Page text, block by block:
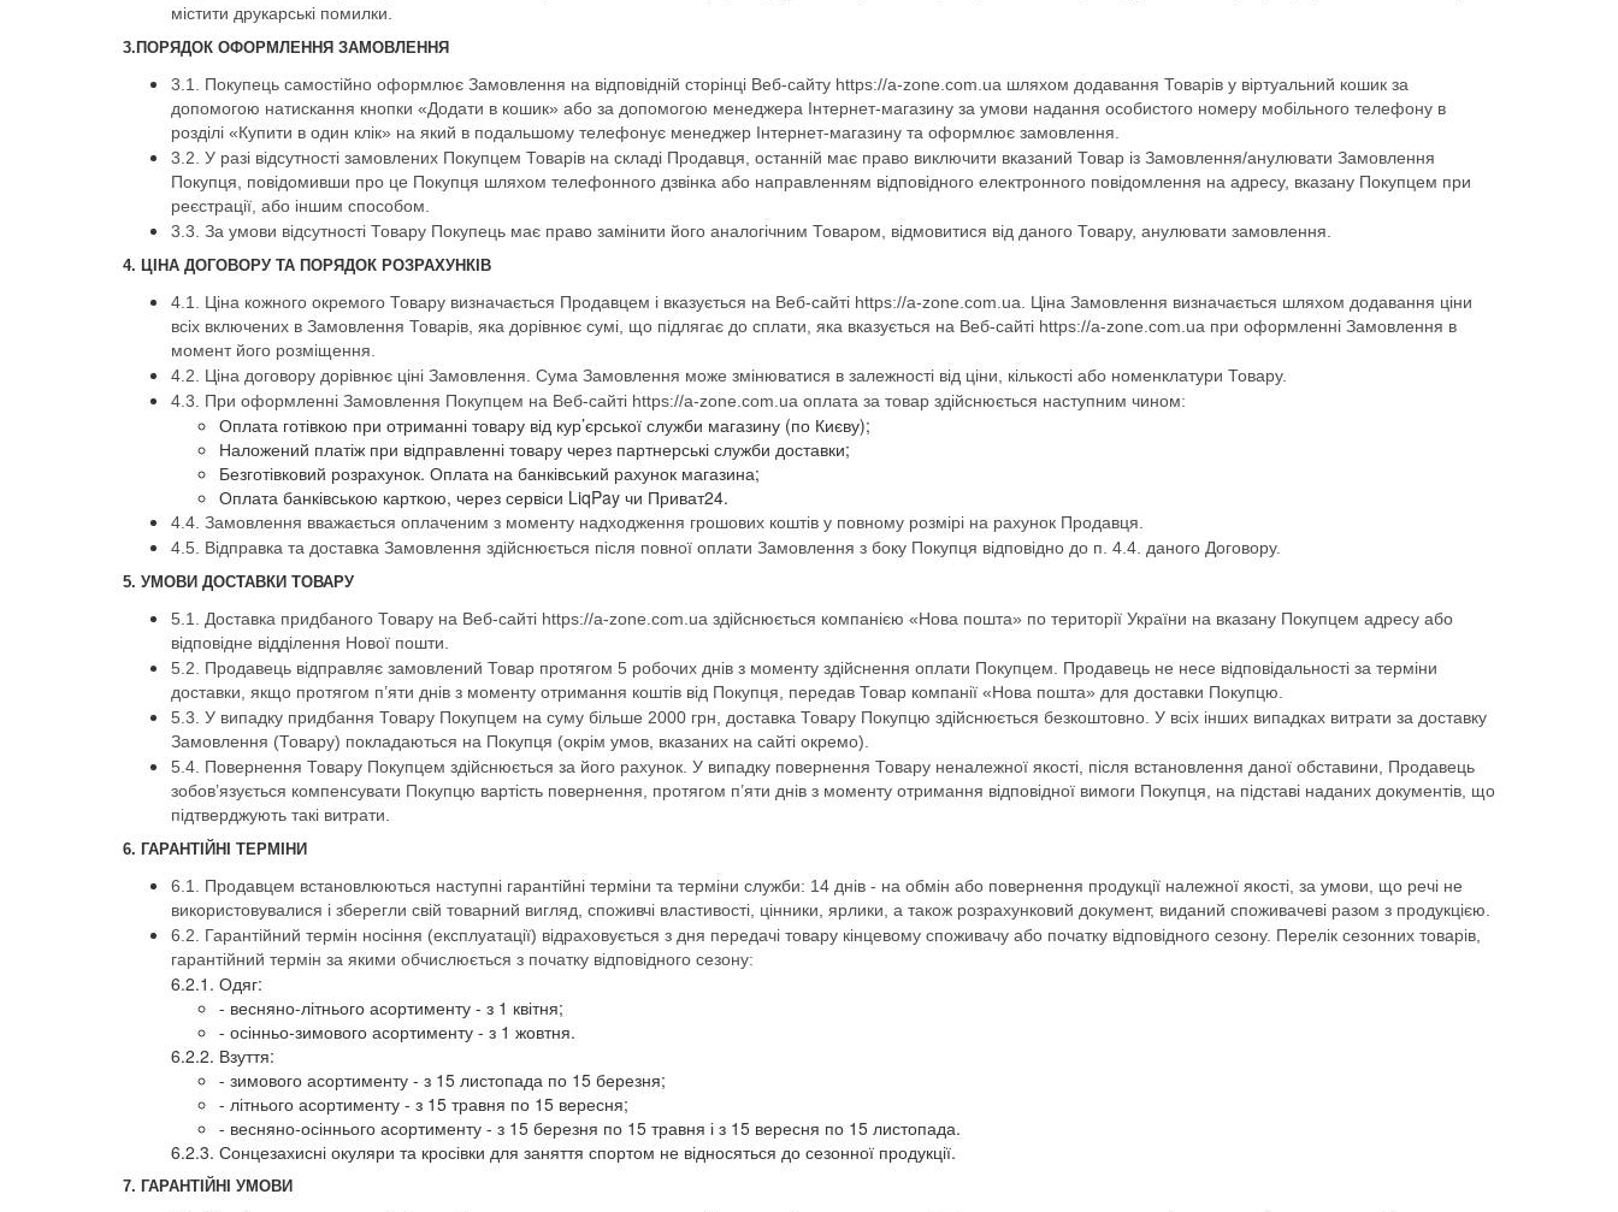
містити друкарські помилки.
3.ПОРЯДОК ОФОРМЛЕННЯ ЗАМОВЛЕННЯ
3.1. Покупець самостійно оформлює Замовлення на відповідній сторінці Веб-сайту https://a-zone.com.ua шляхом додавання Товарів у віртуальний кошик за
допомогою натискання кнопки «Додати в кошик» або за допомогою менеджера Інтернет-магазину за умови надання особистого номеру мобільного телефону в
розділі «Купити в один клік» на який в подальшому телефонує менеджер Інтернет-магазину та оформлює замовлення.
3.2. У разі відсутності замовлених Покупцем Товарів на складі Продавця, останній має право виключити вказаний Товар із Замовлення/анулювати Замовлення
Покупця, повідомивши про це Покупця шляхом телефонного дзвінка або направленням відповідного електронного повідомлення на адресу, вказану Покупцем при
реєстрації, або іншим способом.
3.3. За умови відсутності Товару Покупець має право замінити його аналогічним Товаром, відмовитися від даного Товару, анулювати замовлення.
4. ЦІНА ДОГОВОРУ ТА ПОРЯДОК РОЗРАХУНКІВ
4.1. Ціна кожного окремого Товару визначається Продавцем і вказується на Веб-сайті https://a-zone.com.ua. Ціна Замовлення визначається шляхом додавання ціни
всіх включених в Замовлення Товарів, яка дорівнює сумі, що підлягає до сплати, яка вказується на Веб-сайті https://a-zone.com.ua при оформленні Замовлення в
момент його розміщення.
4.2. Ціна договору дорівнює ціні Замовлення. Сума Замовлення може змінюватися в залежності від ціни, кількості або номенклатури Товару.
4.3. При оформленні Замовлення Покупцем на Веб-сайті https://a-zone.com.ua оплата за товар здійснюється наступним чином:
Оплата готівкою при отриманні товару від кур’єрської служби магазину (по Києву);
Наложений платіж при відправленні товару через партнерські служби доставки;
Безготівковий розрахунок. Оплата на банківський рахунок магазина;
Оплата банківською карткою, через сервіси LiqPay чи Приват24.
4.4. Замовлення вважається оплаченим з моменту надходження грошових коштів у повному розмірі на рахунок Продавця.
4.5. Відправка та доставка Замовлення здійснюється після повної оплати Замовлення з боку Покупця відповідно до п. 4.4. даного Договору.
5. УМОВИ ДОСТАВКИ ТОВАРУ
5.1. Доставка придбаного Товару на Веб-сайті https://a-zone.com.ua здійснюється компанією «Нова пошта» по території України на вказану Покупцем адресу або
відповідне відділення Нової пошти.
5.2. Продавець відправляє замовлений Товар протягом 5 робочих днів з моменту здійснення оплати Покупцем. Продавець не несе відповідальності за терміни
доставки, якщо протягом п’яти днів з моменту отримання коштів від Покупця, передав Товар компанії «Нова пошта» для доставки Покупцю.
5.3. У випадку придбання Товару Покупцем на суму більше 2000 грн, доставка Товару Покупцю здійснюється безкоштовно. У всіх інших випадках витрати за доставку
Замовлення (Товару) покладаються на Покупця (окрім умов, вказаних на сайті окремо).
5.4. Повернення Товару Покупцем здійснюється за його рахунок. У випадку повернення Товару неналежної якості, після встановлення даної обставини, Продавець
зобов’язується компенсувати Покупцю вартість повернення, протягом п’яти днів з моменту отримання відповідної вимоги Покупця, на підставі наданих документів, що
підтверджують такі витрати.
6. ГАРАНТІЙНІ ТЕРМІНИ
6.1. Продавцем встановлюються наступні гарантійні терміни та терміни служби: 14 днів - на обмін або повернення продукції належної якості, за умови, що речі не
використовувалися і зберегли свій товарний вигляд, споживчі властивості, цінники, ярлики, а також розрахунковий документ, виданий споживачеві разом з продукцією.
6.2. Гарантійний термін носіння (експлуатації) відраховується з дня передачі товару кінцевому споживачу або початку відповідного сезону. Перелік сезонних товарів,
гарантійний термін за якими обчислюється з початку відповідного сезону:
6.2.1. Одяг:
- весняно-літнього асортименту - з 1 квітня;
- осінньо-зимового асортименту - з 1 жовтня.
6.2.2. Взуття:
- зимового асортименту - з 15 листопада по 15 березня;
- літнього асортименту - з 15 травня по 15 вересня;
- весняно-осіннього асортименту - з 15 березня по 15 травня і з 15 вересня по 15 листопада.
6.2.3. Сонцезахисні окуляри та кросівки для заняття спортом не відносяться до сезонної продукції.
7. ГАРАНТІЙНІ УМОВИ